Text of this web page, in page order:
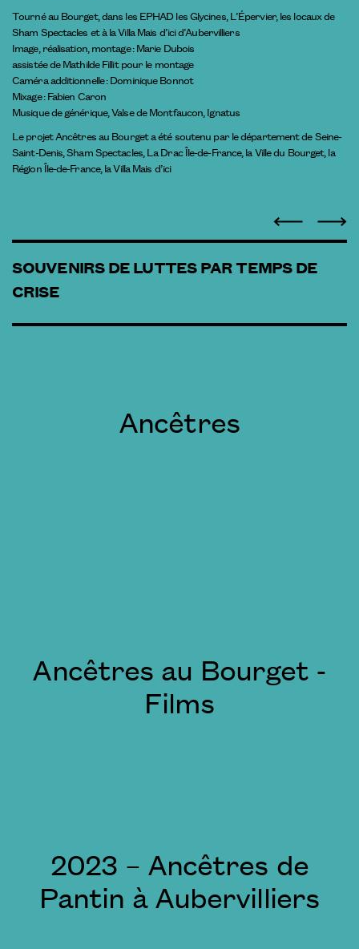
Tourné au Bourget, dans les EPHAD les Glycines, L’Épervier, les locaux de
Sham Spectacles et à la Villa Mais d’ici d’Aubervilliers
Image, réalisation, montage : Marie Dubois
assistée de Mathilde Fillit pour le montage
Caméra additionnelle : Dominique Bonnot
Mixage : Fabien Caron
Musique de générique, Valse de Montfaucon, Ignatus
Le projet Ancêtres au Bourget a été soutenu par le département de Seine-
Saint-Denis, Sham Spectacles, La Drac Île-de-France, la Ville du Bourget, la
Région Île-de-France, la Villa Mais d’ici
SOUVENIRS DE LUTTES PAR TEMPS DE
CRISE
Ancêtres
Ancêtres au Bourget -
Films
2023 – Ancêtres de
Pantin à Aubervilliers